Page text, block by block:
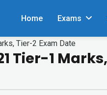
Home Exams
Tier-2 Exam Date
Tier-1